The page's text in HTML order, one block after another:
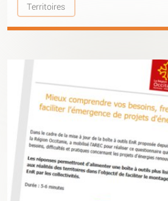
Territoires